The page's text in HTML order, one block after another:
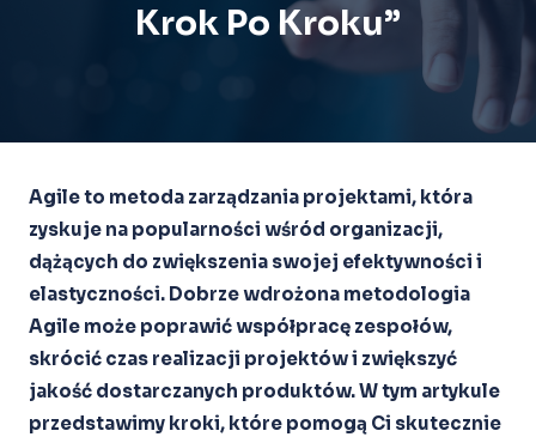
Krok Po Kroku”
Agile to metoda zarządzania projektami, która
zyskuje na popularności wśród organizacji,
dążących do zwiększenia swojej efektywności i
elastyczności. Dobrze wdrożona metodologia
Agile może poprawić współpracę zespołów,
skrócić czas realizacji projektów i zwiększyć
jakość dostarczanych produktów. W tym artykule
przedstawimy kroki, które pomogą Ci skutecznie